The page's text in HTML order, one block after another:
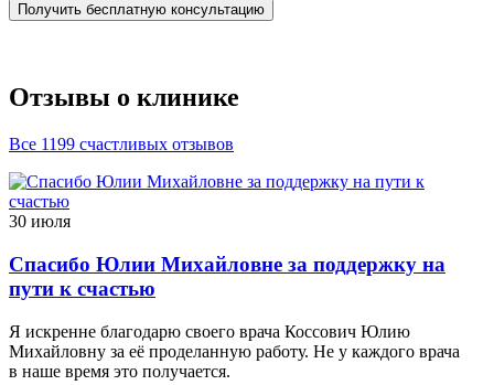
Получить бесплатную консультацию
Отзывы о клинике
Все 1199 счастливых отзывов
30 июля
Спасибо Юлии Михайловне за поддержку на
пути к счастью
Я искренне благодарю своего врача Коссович Юлию
Михайловну за её проделанную работу. Не у каждого врача
в наше время это получается.